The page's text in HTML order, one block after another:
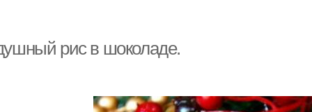
рис в шоколаде.